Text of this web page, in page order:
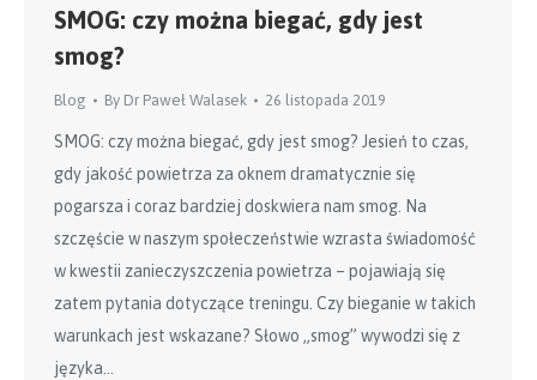
SMOG: czy można biegać, gdy jest
smog?
Blog By Dr Paweł Walasek 26 listopada 2019
SMOG: czy można biegać, gdy jest smog? Jesień to czas,
gdy jakość powietrza za oknem dramatycznie się
pogarsza i coraz bardziej doskwiera nam smog. Na
szczęście w naszym społeczeństwie wzrasta świadomość
w kwestii zanieczyszczenia powietrza – pojawiają się
zatem pytania dotyczące treningu. Czy bieganie w takich
warunkach jest wskazane? Słowo „smog” wywodzi się z
języka…